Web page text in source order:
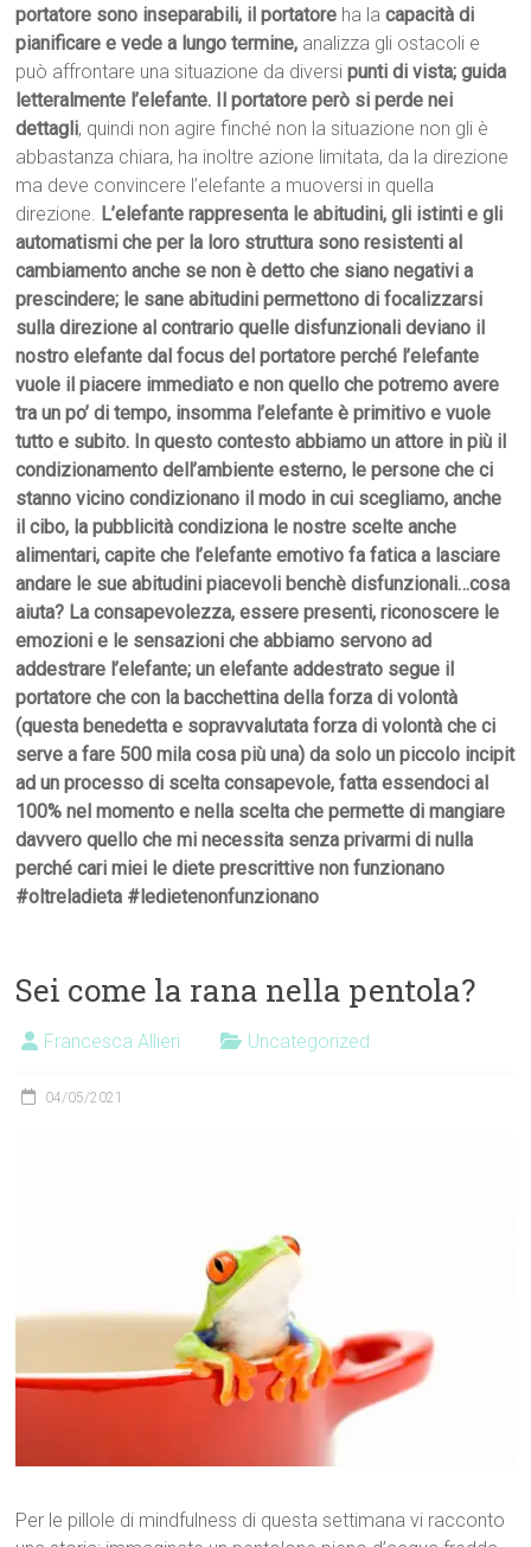
portatore sono inseparabili, il portatore ha lacapacità di
pianificare e vede a lungo termine, analizza gli ostacoli e
può affrontare una situazione da diversi punti di vista; guida
letteralmente l’elefante. Il portatore però si perde nei
dettagli, quindi non agire finché non la situazione non gli è
abbastanza chiara, ha inoltre azione limitata, da la direzione
ma deve convincere l’elefante a muoversi in quella
direzione. L’elefante rappresenta le abitudini, gli istinti e gli
automatismi che per la loro struttura sono resistenti al
cambiamento anche se non è detto che siano negativi a
prescindere; le sane abitudini permettono di focalizzarsi
sulla direzione al contrario quelle disfunzionali deviano il
nostro elefante dal focus del portatore perché l’elefante
vuole il piacere immediato e non quello che potremo avere
tra un po’ di tempo, insomma l’elefante è primitivo e vuole
tutto e subito. In questo contesto abbiamo un attore in più il
condizionamento dell’ambiente esterno, le persone che ci
stanno vicino condizionano il modo in cui scegliamo, anche
il cibo, la pubblicità condiziona le nostre scelte anche
alimentari, capite che l’elefante emotivo fa fatica a lasciare
andare le sue abitudini piacevoli benchè disfunzionali…cosa
aiuta? La consapevolezza, essere presenti, riconoscere le
emozioni e le sensazioni che abbiamo servono ad
addestrare l’elefante; un elefante addestrato segue il
portatore che con la bacchettina della forza di volontà
(questa benedetta e sopravvalutata forza di volontà che ci
serve a fare 500 mila cosa più una) da solo un piccolo incipit
ad un processo di scelta consapevole, fatta essendoci al
100% nel momento e nella scelta che permette di mangiare
davvero quello che mi necessita senza privarmi di nulla
perché cari miei le diete prescrittive non funzionano
#oltreladieta #ledietenonfunzionano
Sei come la rana nella pentola?
Francesca Allieri Uncategorized
04/05/2021
Per le pillole di mindfulness di questa settimana vi racconto